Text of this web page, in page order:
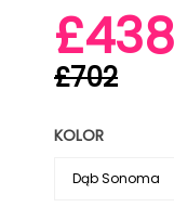
£702
KOLOR